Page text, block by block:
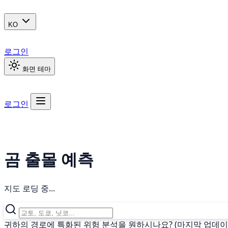
KO
로그인
화면 테마
로그인
곰 출몰 예측
지도 로딩 중...
귀하의 경로에 특화된 위험 분석을 원하시나요? (마지막 업데